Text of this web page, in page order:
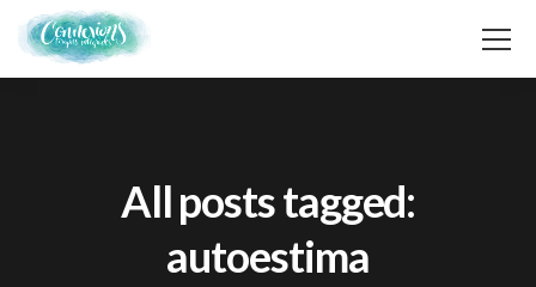
All posts tagged:
autoestima